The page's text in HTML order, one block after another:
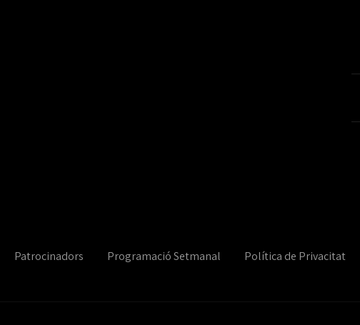
Patrocinadors Programació Setmanal Política de Privacitat